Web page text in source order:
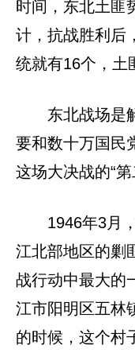
时间，东北土匪
计，抗战胜利后
统就有16个，土
东北战场是
要和数十万国民
这场大决战的“第
1946年3月
江北部地区的剿
战行动中最大的
江市阳明区五林
的时候，这个村